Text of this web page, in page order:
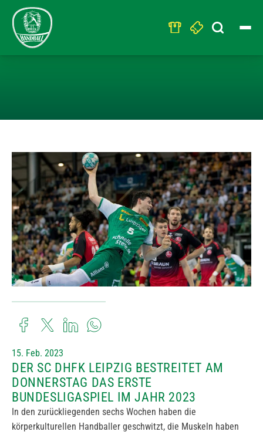
Search
for:
15. Feb. 2023
DER SC DHFK LEIPZIG BESTREITET AM
DONNERSTAG DAS ERSTE
BUNDESLIGASPIEL IM JAHR 2023
In den zurückliegenden sechs Wochen haben die
körperkulturellen Handballer geschwitzt, die Muskeln haben